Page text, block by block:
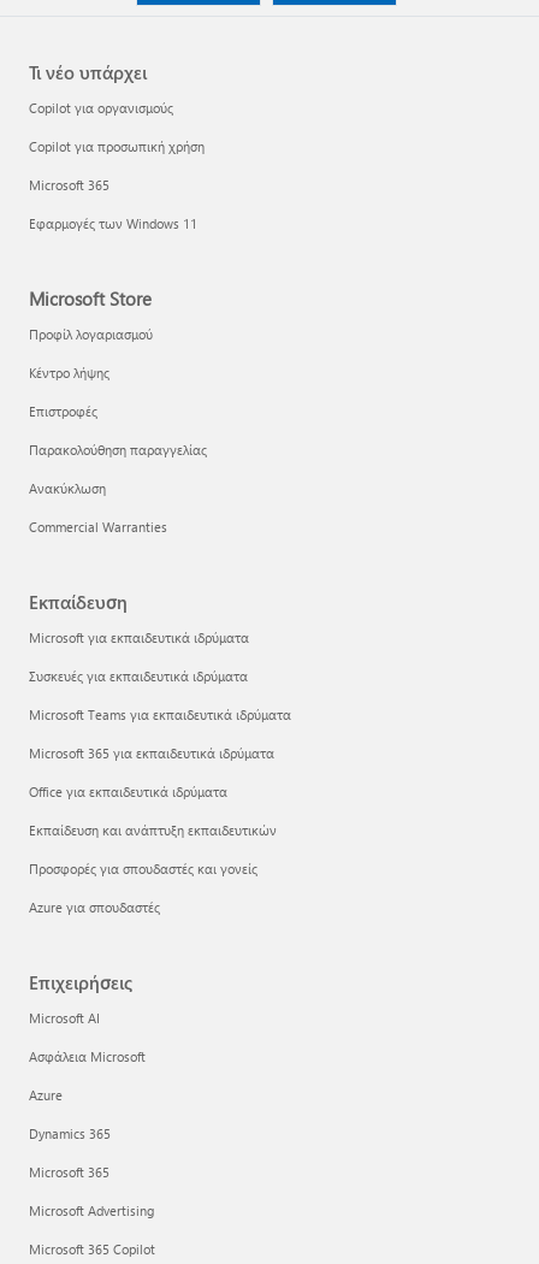
Τι νέο υπάρχει
Copilot για οργανισμούς
Copilot για προσωπική χρήση
Microsoft 365
Εφαρμογές των Windows 11
Microsoft Store
Προφίλ λογαριασμού
Κέντρο λήψης
Επιστροφές
Παρακολούθηση παραγγελίας
Ανακύκλωση
Commercial Warranties
Εκπαίδευση
Microsoft για εκπαιδευτικά ιδρύματα
Συσκευές για εκπαιδευτικά ιδρύματα
Microsoft Teams για εκπαιδευτικά ιδρύματα
Microsoft 365 για εκπαιδευτικά ιδρύματα
Office για εκπαιδευτικά ιδρύματα
Εκπαίδευση και ανάπτυξη εκπαιδευτικών
Προσφορές για σπουδαστές και γονείς
Azure για σπουδαστές
Επιχειρήσεις
Microsoft AI
Ασφάλεια Microsoft
Azure
Dynamics 365
Microsoft 365
Microsoft Advertising
Microsoft 365 Copilot